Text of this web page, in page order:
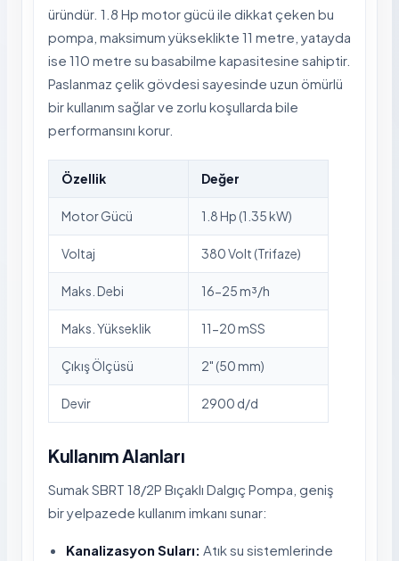
üründür. 1.8 Hp motor gücü ile dikkat çeken bu
pompa, maksimum yükseklikte 11 metre, yatayda
ise 110 metre su basabilme kapasitesine sahiptir.
Paslanmaz çelik gövdesi sayesinde uzun ömürlü
bir kullanım sağlar ve zorlu koşullarda bile
performansını korur.
Özellik Değer
Motor Gücü 1.8 Hp (1.35 kW)
Voltaj 380 Volt (Trifaze)
Maks. Debi 16-25 m³/h
Maks. Yükseklik 11-20 mSS
Çıkış Ölçüsü 2" (50 mm)
Devir 2900 d/d
Kullanım Alanları
Sumak SBRT 18/2P Bıçaklı Dalgıç Pompa, geniş
bir yelpazede kullanım imkanı sunar:
Kanalizasyon Suları: Atık su sistemlerinde